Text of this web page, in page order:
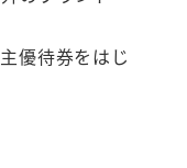
優待券をはじ